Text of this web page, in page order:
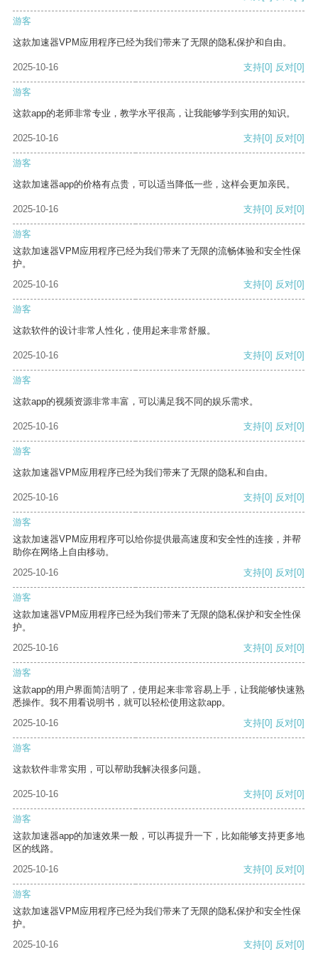
游客
这款加速器VPM应用程序已经为我们带来了无限的隐私保护和自由。
2025-10-16 支持[0] 反对[0]
游客
这款app的老师非常专业，教学水平很高，让我能够学到实用的知识。
2025-10-16 支持[0] 反对[0]
游客
这款加速器app的价格有点贵，可以适当降低一些，这样会更加亲民。
2025-10-16 支持[0] 反对[0]
游客
这款加速器VPM应用程序已经为我们带来了无限的流畅体验和安全性保
护。
2025-10-16
支持[0] 反对[0]
游客
这款软件的设计非常人性化，使用起来非常舒服。
2025-10-16 支持[0] 反对[0]
游客
这款app的视频资源非常丰富，可以满足我不同的娱乐需求。
2025-10-16 支持[0] 反对[0]
游客
这款加速器VPM应用程序已经为我们带来了无限的隐私和自由。
2025-10-16 支持[0] 反对[0]
游客
这款加速器VPM应用程序可以给你提供最高速度和安全性的连接，并帮
助你在网络上自由移动。
2025-10-16
支持[0] 反对[0]
游客
这款加速器VPM应用程序已经为我们带来了无限的隐私保护和安全性保
护。
2025-10-16
支持[0] 反对[0]
游客
这款app的用户界面简洁明了，使用起来非常容易上手，让我能够快速熟
悉操作。我不用看说明书，就可以轻松使用这款app。
2025-10-16
支持[0] 反对[0]
游客
这款软件非常实用，可以帮助我解决很多问题。
2025-10-16 支持[0] 反对[0]
游客
这款加速器app的加速效果一般，可以再提升一下，比如能够支持更多地
区的线路。
2025-10-16
支持[0] 反对[0]
游客
这款加速器VPM应用程序已经为我们带来了无限的隐私保护和安全性保
护。
2025-10-16
支持[0] 反对[0]